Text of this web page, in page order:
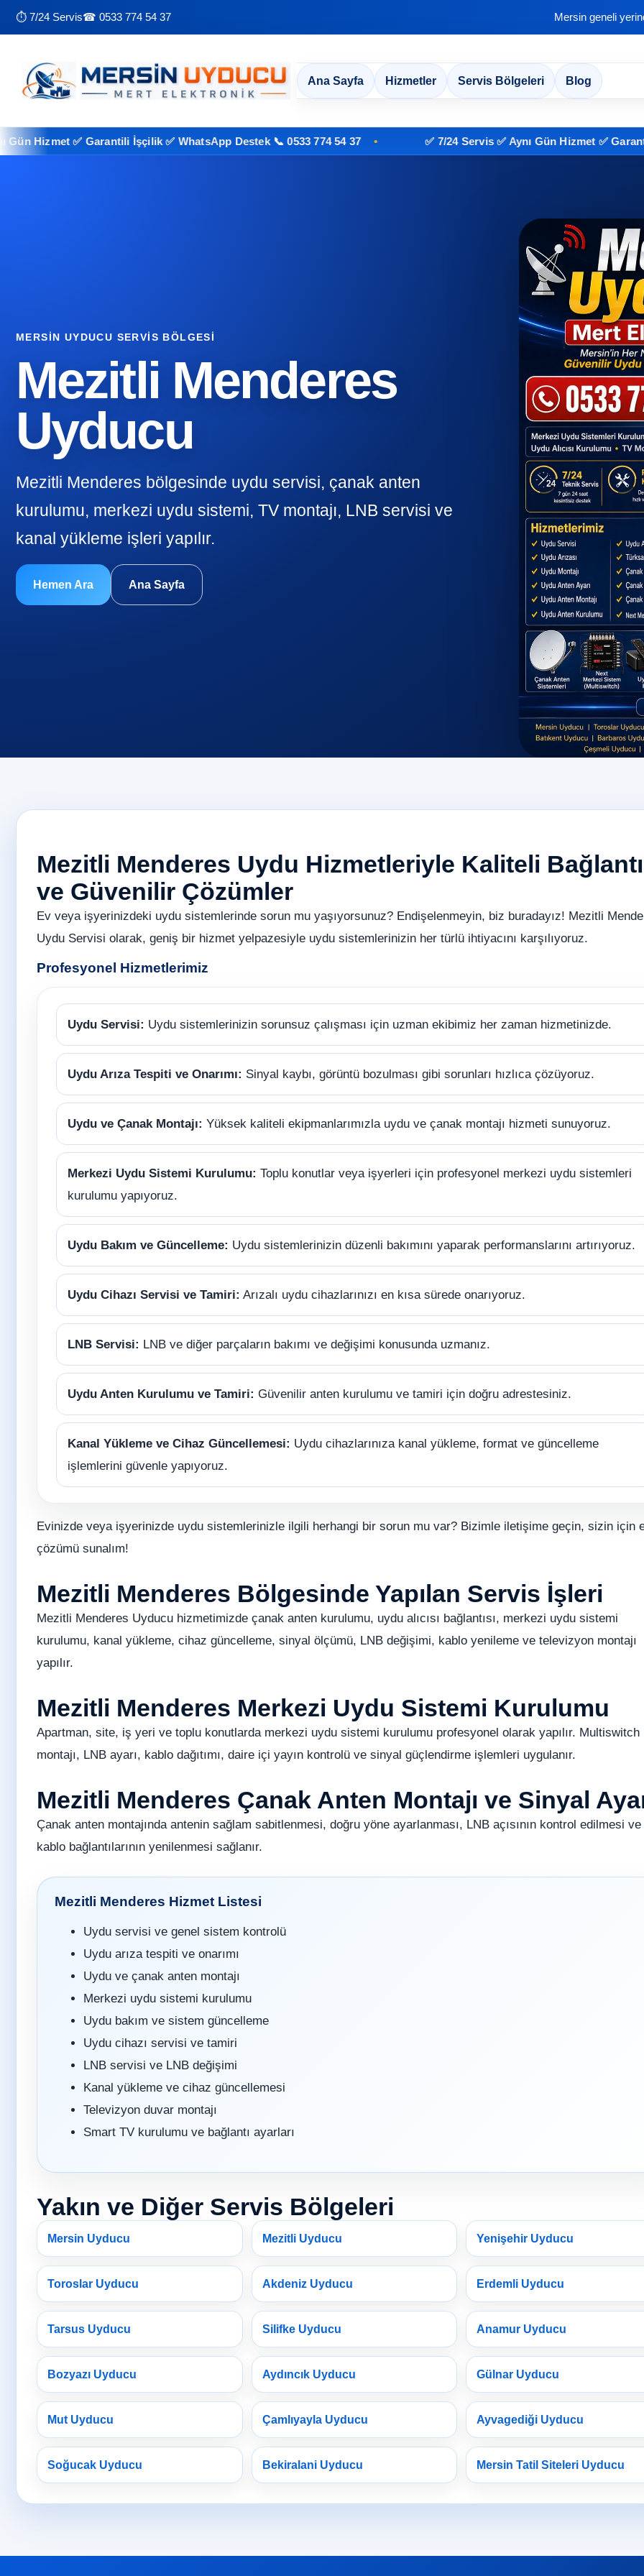
⏱ 7/24 Servis☎ 0533 774 54 37 Mersin geneli
Ana Sayfa Hizmetler Servis Bölgeleri Blog
✅ Garantili İşçilik ✅ WhatsApp Destek 📞 0533 774 54 37 ✅ 7/24 Servis ✅ Aynı Gün Hizmet ✅ Garantili
MERSIN UYDUCU SERVIS BÖLGESI
Mezitli Menderes
Uyducu
Mezitli Menderes bölgesinde uydu servisi, çanak anten
kurulumu, merkezi uydu sistemi, TV montajı, LNB servisi ve
kanal yükleme işleri yapılır.
Hemen Ara Ana Sayfa
Mezitli Menderes Uydu Hizmetleriyle Kaliteli Bağlantı
ve Güvenilir Çözümler
Ev veya işyerinizdeki uydu sistemlerinde sorun mu yaşıyorsunuz? Endişelenmeyin, biz buradayız! Mezitli
Uydu Servisi olarak, geniş bir hizmet yelpazesiyle uydu sistemlerinizin her türlü ihtiyacını karşılıyoruz.
Profesyonel Hizmetlerimiz
Uydu Servisi: Uydu sistemlerinizin sorunsuz çalışması için uzman ekibimiz her zaman hizmetinizde.
Uydu Arıza Tespiti ve Onarımı: Sinyal kaybı, görüntü bozulması gibi sorunları hızlıca çözüyoruz.
Uydu ve Çanak Montajı: Yüksek kaliteli ekipmanlarımızla uydu ve çanak montajı hizmeti sunuyoruz.
Merkezi Uydu Sistemi Kurulumu: Toplu konutlar veya işyerleri için profesyonel merkezi uydu sistemleri
kurulumu yapıyoruz.
Uydu Bakım ve Güncelleme: Uydu sistemlerinizin düzenli bakımını yaparak performanslarını artırıyoruz.
Uydu Cihazı Servisi ve Tamiri: Arızalı uydu cihazlarınızı en kısa sürede onarıyoruz.
LNB Servisi: LNB ve diğer parçaların bakımı ve değişimi konusunda uzmanız.
Uydu Anten Kurulumu ve Tamiri: Güvenilir anten kurulumu ve tamiri için doğru adrestesiniz.
Kanal Yükleme ve Cihaz Güncellemesi: Uydu cihazlarınıza kanal yükleme, format ve güncelleme
işlemlerini güvenle yapıyoruz.
Evinizde veya işyerinizde uydu sistemlerinizle ilgili herhangi bir sorun mu var? Bizimle iletişime geçin, sizin için
çözümü sunalım!
Mezitli Menderes Bölgesinde Yapılan Servis İşleri
Mezitli Menderes Uyducu hizmetimizde çanak anten kurulumu, uydu alıcısı bağlantısı, merkezi uydu sistemi
kurulumu, kanal yükleme, cihaz güncelleme, sinyal ölçümü, LNB değişimi, kablo yenileme ve televizyon montajı
yapılır.
Mezitli Menderes Merkezi Uydu Sistemi Kurulumu
Apartman, site, iş yeri ve toplu konutlarda merkezi uydu sistemi kurulumu profesyonel olarak yapılır. Multiswitch
montajı, LNB ayarı, kablo dağıtımı, daire içi yayın kontrolü ve sinyal güçlendirme işlemleri uygulanır.
Mezitli Menderes Çanak Anten Montajı ve Sinyal
Çanak anten montajında antenin sağlam sabitlenmesi, doğru yöne ayarlanması, LNB açısının kontrol edilmesi ve
kablo bağlantılarının yenilenmesi sağlanır.
Mezitli Menderes Hizmet Listesi
Uydu servisi ve genel sistem kontrolü
Uydu arıza tespiti ve onarımı
Uydu ve çanak anten montajı
Merkezi uydu sistemi kurulumu
Uydu bakım ve sistem güncelleme
Uydu cihazı servisi ve tamiri
LNB servisi ve LNB değişimi
Kanal yükleme ve cihaz güncellemesi
Televizyon duvar montajı
Smart TV kurulumu ve bağlantı ayarları
Yakın ve Diğer Servis Bölgeleri
Mersin Uyducu Mezitli Uyducu Yenişehir Uyducu
Toroslar Uyducu Akdeniz Uyducu Erdemli Uyducu
Tarsus Uyducu Silifke Uyducu Anamur Uyducu
Bozyazı Uyducu Aydıncık Uyducu Gülnar Uyducu
Mut Uyducu Çamlıyayla Uyducu Ayvagediği Uyducu
Soğucak Uyducu Bekiralani Uyducu Mersin Tatil Siteleri Uyducu